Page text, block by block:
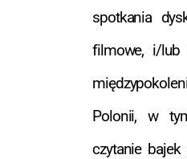
spotkania
filmowe, i/lub
Polonii, w
czytanie